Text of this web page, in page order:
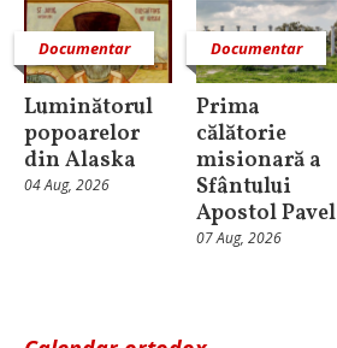
Documentar
Luminătorul
popoarelor
din Alaska
04 Aug, 2026
Documentar
Prima
călătorie
misionară a
Sfântului
Apostol Pavel
07 Aug, 2026